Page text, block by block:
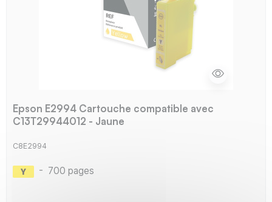
Epson E2994 Cartouche compatible avec
C13T29944012 - Jaune
C8E2994
- 700 pages